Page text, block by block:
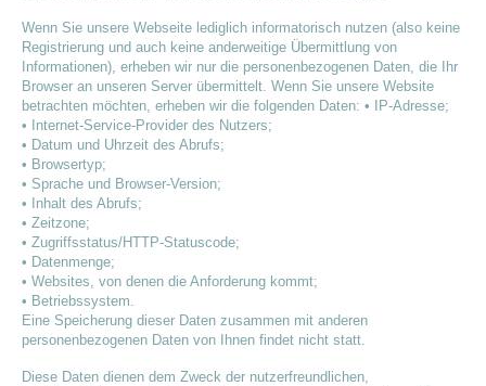
Wenn Sie unsere Webseite lediglich informatorisch nutzen (also keine
Registrierung und auch keine anderweitige Übermittlung von
Informationen), erheben wir nur die personenbezogenen Daten, die Ihr
Browser an unseren Server übermittelt. Wenn Sie unsere Website
betrachten möchten, erheben wir die folgenden Daten: • IP-Adresse;
• Internet-Service-Provider des Nutzers;
• Datum und Uhrzeit des Abrufs;
• Browsertyp;
• Sprache und Browser-Version;
• Inhalt des Abrufs;
• Zeitzone;
• Zugriffsstatus/HTTP-Statuscode;
• Datenmenge;
• Websites, von denen die Anforderung kommt;
• Betriebssystem.
Eine Speicherung dieser Daten zusammen mit anderen
personenbezogenen Daten von Ihnen findet nicht statt.
Diese Daten dienen dem Zweck der nutzerfreundlichen,